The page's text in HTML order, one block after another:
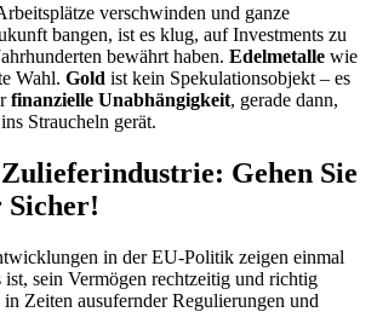
verschwinden und ganze
bangen, ist es klug, auf Investments zu
bewährt haben. Edelmetalle wie
Wahl. Gold ist kein Spekulationsobjekt – es
finanzielle Unabhängigkeit, gerade dann,
Straucheln gerät.
Gehen Sie
Sicher!
in der EU-Politik zeigen einmal
sein Vermögen rechtzeitig und richtig
in Zeiten ausufernder Regulierungen und